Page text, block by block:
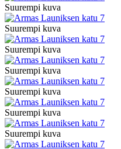
Suurempi kuva
Suurempi kuva
Suurempi kuva
Suurempi kuva
Suurempi kuva
Suurempi kuva
Suurempi kuva